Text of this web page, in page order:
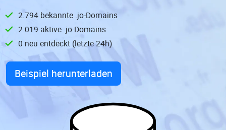
2.794 bekannte .jo-Domains
2.019 aktive .jo-Domains
0 neu entdeckt (letzte 24h)
Beispiel herunterladen